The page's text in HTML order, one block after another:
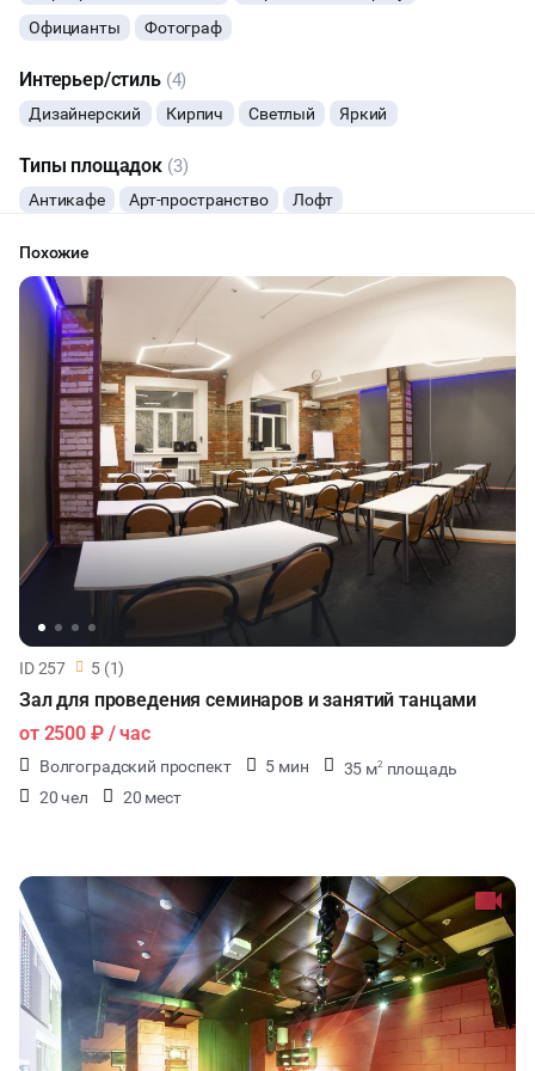
предложениях (скидка до 30% от стандартной аренды).
Официанты
Фотограф
Интерьер/стиль (4)
Дизайнерский Кирпич Светлый Яркий
Типы площадок (3)
Антикафе Арт-пространство Лофт
СЕМИНАРЫ
ТАНЦЫ
ВЫСТАВКИ
КАСТИНГИ
КИНОПРОСМОТР
НАСТОЛЬНЫЕ ИГРЫ
РЕПЕТИЦИИ
ФУРШЕТЫ
КОНФЕРЕНЦИИ
ЧАЕПИТИЕ
Похожие
ID 257 5 (1)
Зал для проведения семинаров и занятий танцами
от 2500 ₽/ час
Волгоградский проспект 5 мин 35 м2 площадь
20 чел
20 мест